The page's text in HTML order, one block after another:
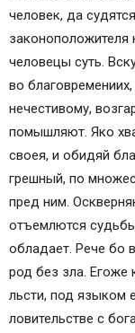
человек, да
человецы суть.
во
нечестивому,
помышляют. Яко
своея, и обидяй
грешный, по
пред ним.
отъемлются
обладает. Рече бо
род без зла. Егоже
льсти, под языком
ловительстве с